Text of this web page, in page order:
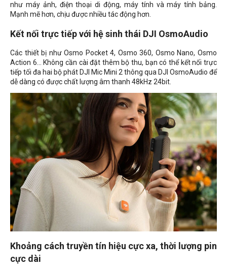
như máy ảnh, điện thoại di động, máy tính và máy tính bảng.
Mạnh mẽ hơn, chịu được nhiều tác động hơn.
Kết nối trực tiếp với hệ sinh thái DJI OsmoAudio
Các thiết bị như Osmo Pocket 4, Osmo 360, Osmo Nano, Osmo
Action 6... Không cần cài đặt thêm bộ thu, bạn có thể kết nối trực
tiếp tối đa hai bộ phát DJI Mic Mini 2 thông qua DJI OsmoAudio để
dễ dàng có được chất lượng âm thanh 48kHz 24bit.
Khoảng cách truyền tín hiệu cực xa, thời lượng pin
cực dài